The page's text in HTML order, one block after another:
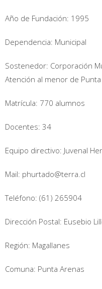
Año de Fundación: 1995
Dependencia: Municipal
Sostenedor: Corporación
Atención al menor de
Matrícula: 770 alumnos
Docentes: 34
Equipo directivo: Juvenal
Mail: phurtado@terra.cl
Teléfono: (61) 265904
Dirección Postal: Eusebio
Región: Magallanes
Comuna: Punta Arenas